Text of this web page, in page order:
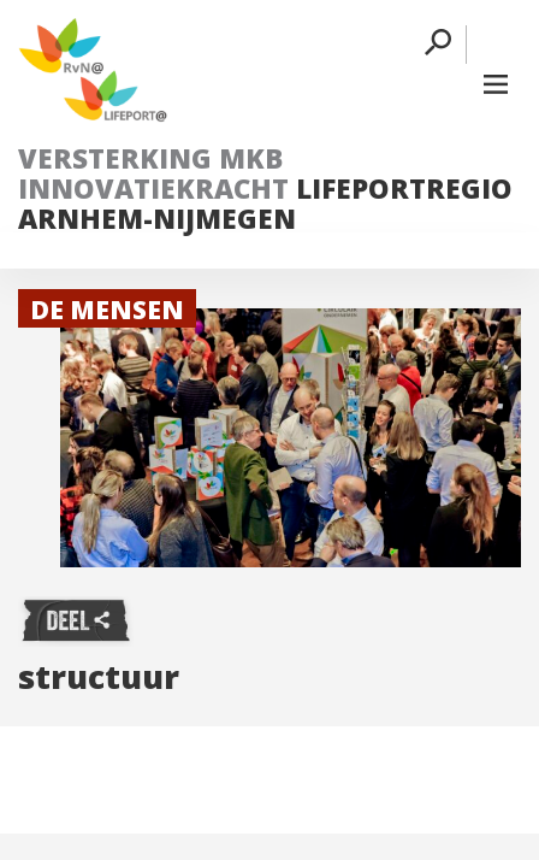
VERSTERKING MKB
INNOVATIEKRACHT LIFEPORTREGIO
ARNHEM-NIJMEGEN
DE MENSEN
structuur